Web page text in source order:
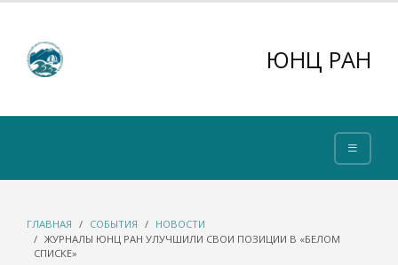
ЮНЦ РАН
ГЛАВНАЯ СОБЫТИЯ
НОВОСТИ
ЖУРНАЛЫ ЮНЦ РАН УЛУЧШИЛИ СВОИ ПОЗИЦИИ В «БЕЛОМ
СПИСКЕ»